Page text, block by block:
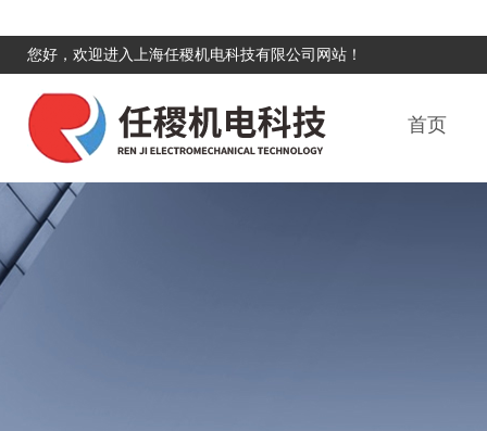
您好，欢迎进入上海任稷机电科技有限公司网站！
首页